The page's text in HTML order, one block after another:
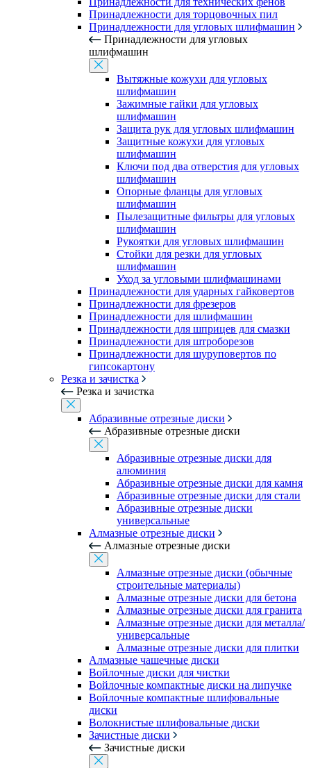
Принадлежности для торцовочных пил
Принадлежности для угловых шлифмашин
Принадлежности для угловых
шлифмашин
Вытяжные кожухи для угловых
шлифмашин
Зажимные гайки для угловых
шлифмашин
Защита рук для угловых шлифмашин
Защитные кожухи для угловых
шлифмашин
Ключи под два отверстия для угловых
шлифмашин
Опорные фланцы для угловых
шлифмашин
Пылезащитные фильтры для угловых
шлифмашин
Рукоятки для угловых шлифмашин
Стойки для резки для угловых
шлифмашин
Уход за угловыми шлифмашинами
Принадлежности для ударных гайковертов
Принадлежности для фрезеров
Принадлежности для шлифмашин
Принадлежности для шприцев для смазки
Принадлежности для штроборезов
Принадлежности для шуруповертов по
гипсокартону
Резка и зачистка
Резка и зачистка
Абразивные отрезные диски
Абразивные отрезные диски
Абразивные отрезные диски для
алюминия
Абразивные отрезные диски для камня
Абразивные отрезные диски для стали
Абразивные отрезные диски
универсальные
Алмазные отрезные диски
Алмазные отрезные диски
Алмазные отрезные диски (обычные
строительные материалы)
Алмазные отрезные диски для бетона
Алмазные отрезные диски для гранита
Алмазные отрезные диски для металла/
универсальные
Алмазные отрезные диски для плитки
Алмазные чашечные диски
Войлочные диски для чистки
Войлочные компактные диски на липучке
Войлочные компактные шлифовальные
диски
Волокнистые шлифовальные диски
Зачистные диски
Зачистные диски